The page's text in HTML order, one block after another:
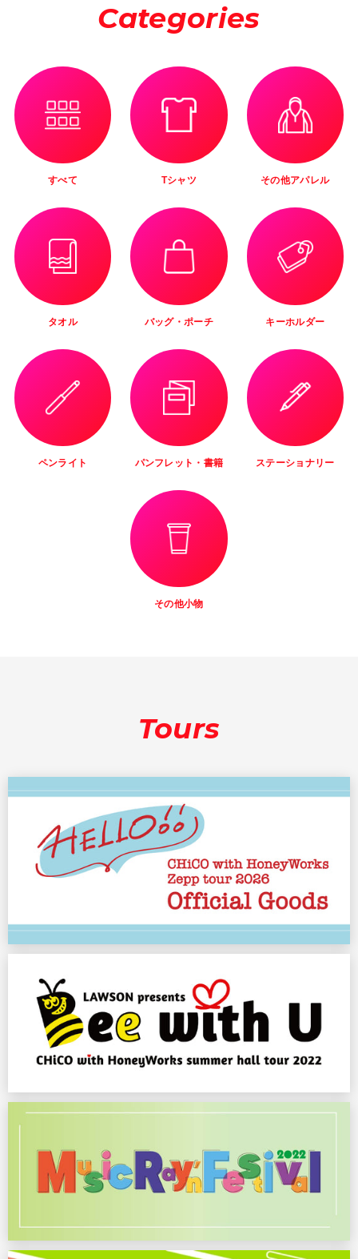
Categories
すべて Tシャツ その他アパレル
タオル バッグ・ポーチ キーホルダー
ペンライト パンフレット・書籍 ステーショナリー
その他小物
Tours